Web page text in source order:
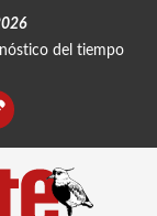
del tiempo